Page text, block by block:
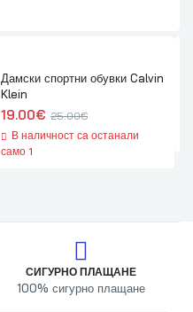
Дамски спортни обувки Calvin
Klein
25.00€
19.00€
В наличност са останали
само 1
СИГУРНО ПЛАЩАНЕ
100% сигурно плащане